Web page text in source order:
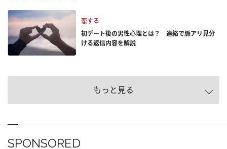
恋する
初デート後の男性心理とは？ 連絡で脈アリ見分
ける返信内容を解説
もっと見る
SPONSORED